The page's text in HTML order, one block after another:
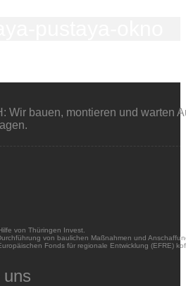
Wir bauen, montieren und warten
von Thüringen Invest.
von baulichen Maßnahmen und
Fonds für regionale Entwicklung (EFRE)